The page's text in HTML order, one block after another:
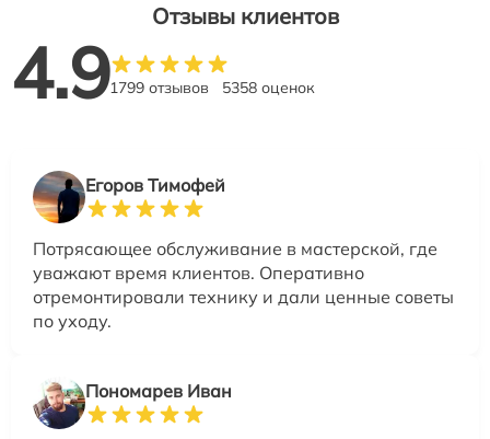
Отзывы клиентов
4.91799 отзывов 5358 оценок
Егоров Тимофей
Потрясающее обслуживание в мастерской, где
уважают время клиентов. Оперативно
отремонтировали технику и дали ценные советы
по уходу.
Пономарев Иван